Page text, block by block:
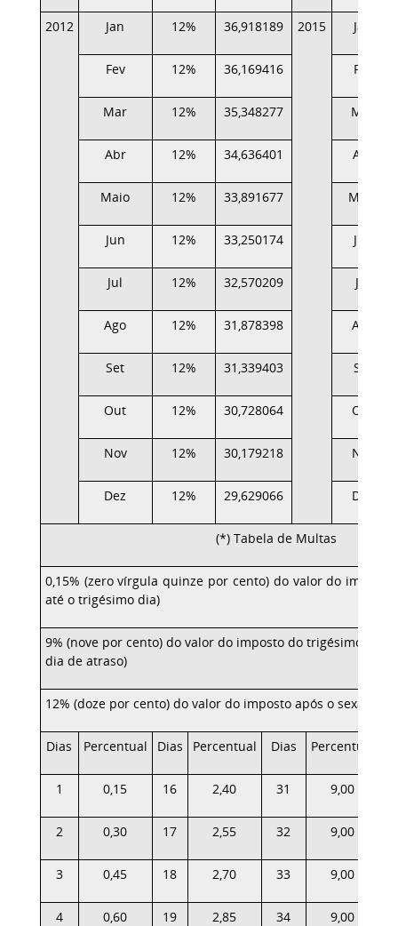
2012 Jan 12% 36,918189 2015 Jan
Fev 12% 36,169416 Fev
Mar 12% 35,348277 Mar
Abr 12% 34,636401 Abr
Maio 12% 33,891677 Maio
Jun 12% 33,250174 Jun
Jul 12% 32,570209 Jul
Ago 12% 31,878398 Ago
Set 12% 31,339403 Set
Out 12% 30,728064 Out
Nov 12% 30,179218 Nov
Dez 12% 29,629066 Dez
(*) Tabela de Multas
0,15% (zero vírgula quinze por cento) do valor do
até o trigésimo dia)
9% (nove por cento) do valor do imposto do trigésimo
dia de atraso)
12% (doze por cento) do valor do imposto após o
Dias Percentual Dias Percentual Dias Percentual
1 0,15 16 2,40 31 9,00
2 0,30 17 2,55 32 9,00
3 0,45 18 2,70 33 9,00
4 0,60 19 2,85 34 9,00